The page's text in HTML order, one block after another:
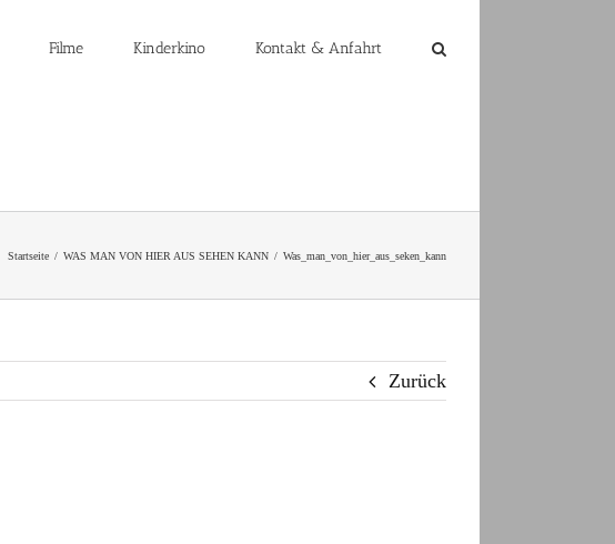
Filme Kinderkino Kontakt & Anfahrt
Startseite WAS MAN VON HIER AUS SEHEN KANN Was_man_von_hier_aus_seken_kann
Zurück